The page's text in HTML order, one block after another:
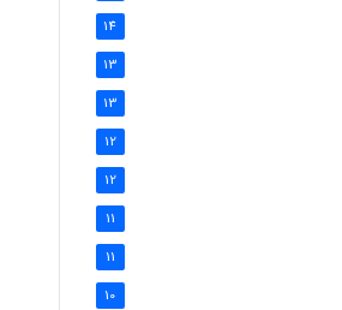
14
13
13
12
12
11
11
10